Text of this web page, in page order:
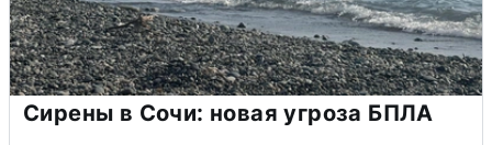
Сирены в Сочи: новая угроза БПЛА